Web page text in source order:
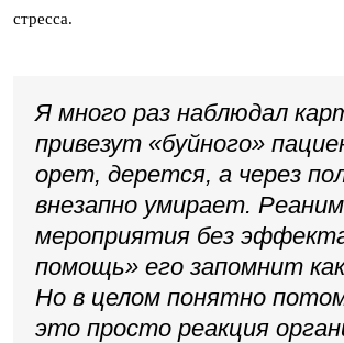
стресса.
Я много раз наблюдал
привезут «буйного»
орет, дерется, а через
внезапно умирает.
мероприятия без
помощь» его запомнит
Но в целом понятно
это просто реакция